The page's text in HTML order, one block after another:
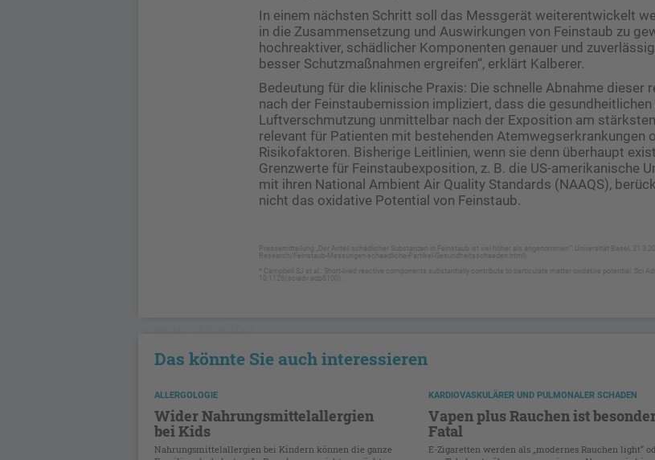
In einem nächsten Schritt soll das Messgerät weiterentwickelt
in die Zusammensetzung und Auswirkungen von Feinstaub zu
hochreaktiver, schädlicher Komponenten genauer und
besser Schutzmaßnahmen ergreifen“, erklärt Kalberer.
Bedeutung für die klinische Praxis: Die schnelle Abnahme dieser
nach der Feinstaubemission impliziert, dass die
Luftverschmutzung unmittelbar nach der Exposition am
relevant für Patienten mit bestehenden Atemwegserkrankungen
Risikofaktoren. Bisherige Leitlinien, wenn sie denn überhaupt
Grenzwerte für Feinstaubexposition, z. B. die US-amerikanische
mit ihren National Ambient Air Quality Standards (NAAQS),
nicht das oxidative Potential von Feinstaub.
Pressemitteilung „Der Anteil schädlicher Substanzen in Feinstaub ist viel höher als angenommen“. Universität Basel,
Research/Feinstaub-Messungen-schaedliche-Partikel-Gesundheitsschaeden.html).
* Campbell SJ et al.: Short-lived reactive components substantially contribute to particulate matter oxidative potential. Sci
10.1126/sciadv.adp8100).
Das könnte Sie auch interessieren
ALLERGOLOGIE
Wider Nahrungsmittelallergien
bei Kids
Nahrungsmittelallergien bei Kindern können die ganze
KARDIOVASKULÄRER UND PULMONALER SCHADEN
Vapen plus Rauchen ist
Fatal
E-Zigaretten werden als „modernes Rauchen light“